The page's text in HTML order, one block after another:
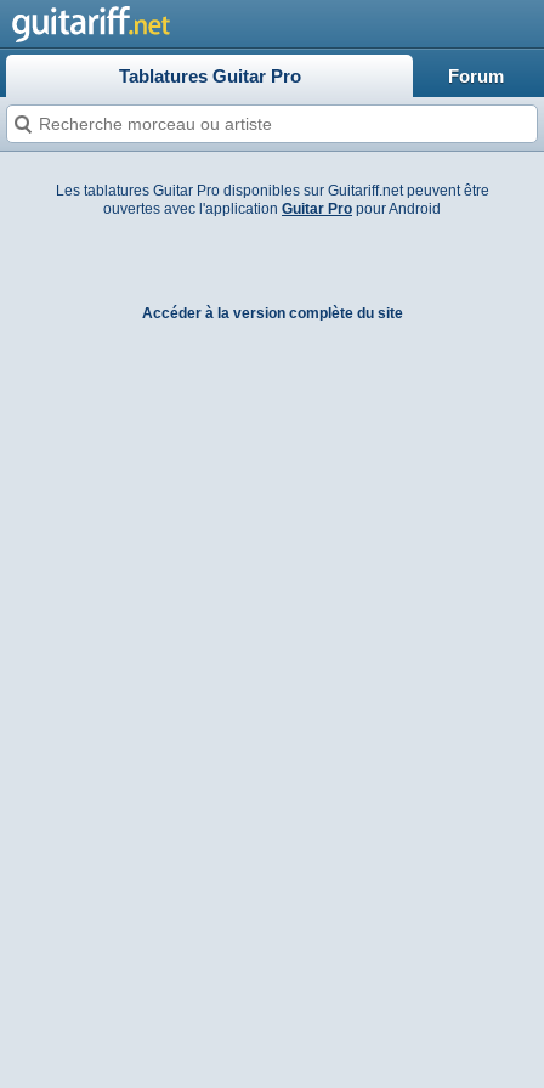
Tablatures Guitar Pro Forum
Les tablatures Guitar Pro disponibles sur Guitariff.net peuvent être
ouvertes avec l'application Guitar Pro pour Android
Accéder à la version complète du site